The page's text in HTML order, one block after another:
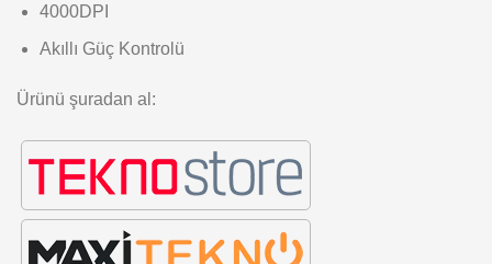
4000DPI
Akıllı Güç Kontrolü
Ürünü şuradan al: